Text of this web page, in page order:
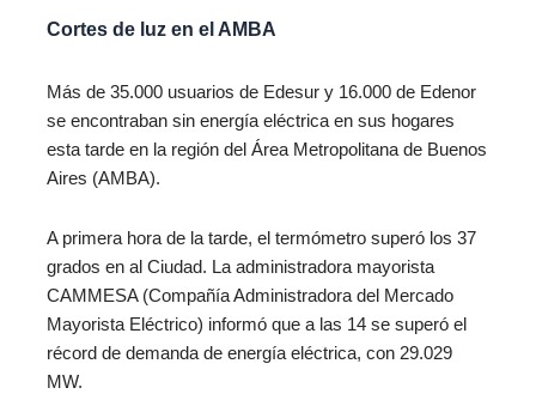
Cortes de luz en el AMBA
Más de 35.000 usuarios de Edesur y 16.000 de Edenor
se encontraban sin energía eléctrica en sus hogares
esta tarde en la región del Área Metropolitana de Buenos
Aires (AMBA).
A primera hora de la tarde, el termómetro superó los 37
grados en al Ciudad. La administradora mayorista
CAMMESA (Compañía Administradora del Mercado
Mayorista Eléctrico) informó que a las 14 se superó el
récord de demanda de energía eléctrica, con 29.029
MW.